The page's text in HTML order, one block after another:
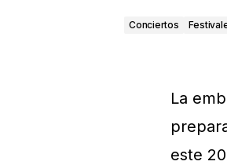
Conciertos
La
este